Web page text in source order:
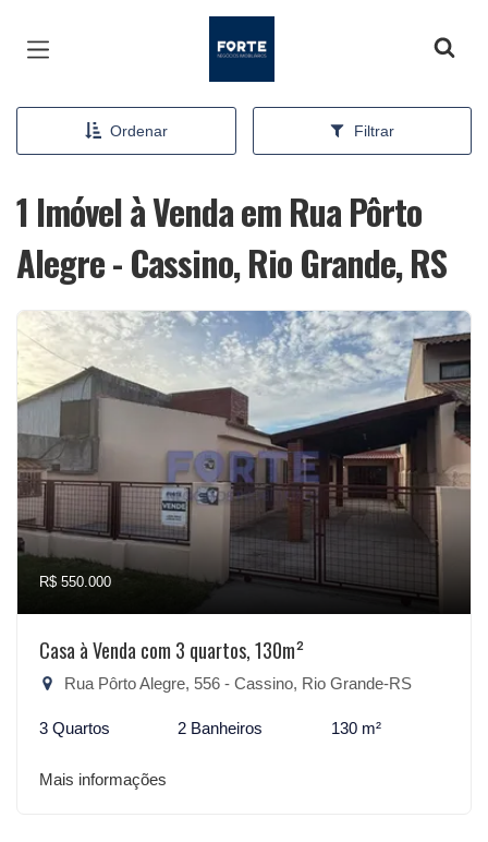
Ordenar Filtrar
1 Imóvel à Venda em Rua Pôrto
Alegre - Cassino, Rio Grande, RS
R$ 550.000
Casa à Venda com 3 quartos, 130m²
Rua Pôrto Alegre, 556 - Cassino, Rio Grande-RS
3 Quartos 2 Banheiros 130 m²
Mais informações